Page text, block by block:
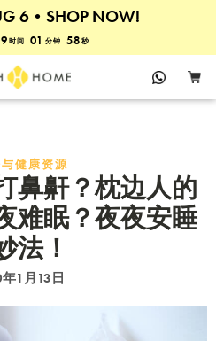
6•SHOP NOW!
床架•7折
时间 01 分钟 57 秒
健康资源
鼻鼾？枕边人的
难眠？夜夜安睡
法！
1月13日